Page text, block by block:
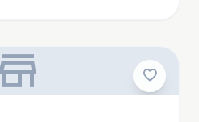
favorite
store